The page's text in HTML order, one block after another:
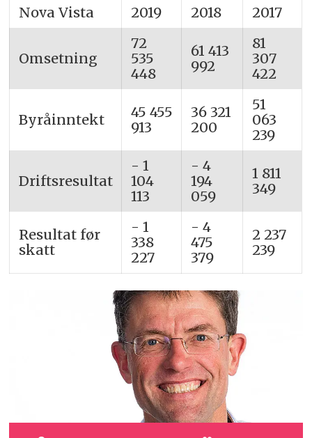
Nova Vista 2019 2018 2017
Omsetning
72
535
448
61 413
992
81
307
422
Byråinntekt
45 455
913
36 321
200
51
063
239
Driftsresultat
- 1
104
113
- 4
194
059
1 811
349
Resultat før
skatt
- 1
338
227
- 4
475
379
2 237
239